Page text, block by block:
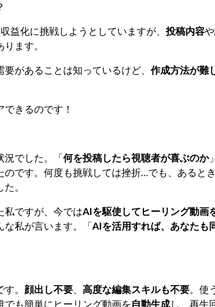
益化に挑戦しようとしていますが、投稿内容や
ます。
があることは知っているけど、 作成方法が難
きるのです！
況でした。「何を投稿したら視聴者が喜ぶのか
です。何度も挑戦しては挫折…でも、あるとき
。
私ですが、今ではAIを駆使してヒーリング動画
な私が言います。「AIを活用すれば、あなたも
。 顔出し不要、 高度な編集スキルも不要。使
でも簡単にヒーリング動画を自動生成し、再生